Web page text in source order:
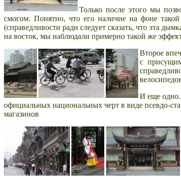
Только после этого мы
смогом. Понятно, что его наличие на фоне
(справедливости ради следует сказать, что эта
на восток, мы наблюдали примерно такой же
Второе
с
И еще одно.
официальных национальных черт в виде псевдо-
магазинов